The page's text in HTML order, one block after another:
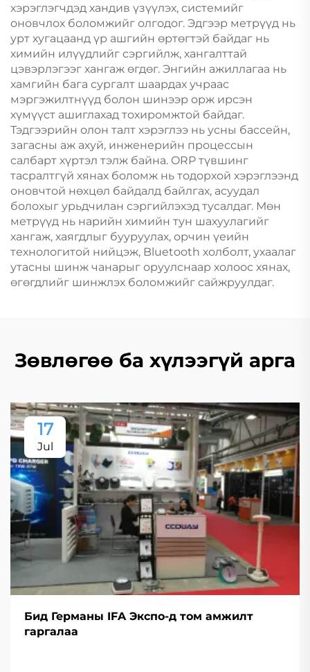
хэрэглэгчдэд хандив үзүүлэх, системийг
оновчлох боломжийг олгодог. Эдгээр метрүүд нь
урт хугацаанд үр ашгийн өртөгтэй байдаг нь
химийн илүүдлийг сэргийлж, хангалттай
цэвэрлэгээг хангаж өгдөг. Энгийн ажиллагаа нь
хамгийн бага сургалт шаардах учраас
мэргэжилтнүүд болон шинээр орж ирсэн
хүмүүст ашиглахад тохиромжтой байдаг.
Тэдгээрийн олон талт хэрэглээ нь усны бассейн,
загасны аж ахуй, инженерийн процессын
салбарт хүртэл тэлж байна. ORP түвшинг
тасралтгүй хянах боломж нь тодорхой хэрэглээнд
оновчтой нөхцөл байдалд байлгах, асуудал
болохыг урьдчилан сэргийлэхэд тусалдаг. Мөн
метрүүд нь нарийн химийн тун шахуулагийг
хангаж, хаягдлыг бууруулах, орчин үеийн
технологитой нийцэж, Bluetooth холболт, ухаалаг
утасны шинж чанарыг оруулснаар холоос хянах,
өгөгдлийг шинжлэх боломжийг сайжруулдаг.
Зөвлөгөө ба хүлээгүй арга
17
Jul
Бид Германы IFA Экспо-д том амжилт
гаргалаа